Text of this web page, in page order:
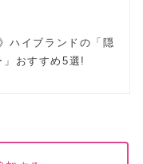
ハイブランドの「隠
」おすすめ5選!